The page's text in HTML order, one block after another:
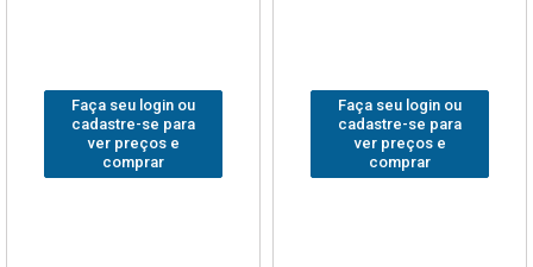
Faça seu login ou
cadastre-se para
ver preços e
comprar
Faça seu login ou
cadastre-se para
ver preços e
comprar